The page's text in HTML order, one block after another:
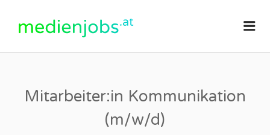
Mitarbeiter:in Kommunikation
(m/w/d)